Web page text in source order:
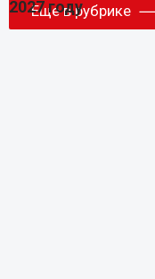
Еще в рубрике